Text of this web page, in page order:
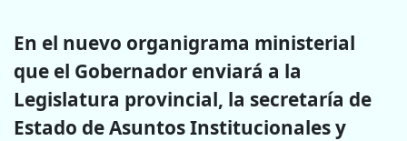
En el nuevo organigrama ministerial
que el Gobernador enviará a la
Legislatura provincial, la secretaría de
Estado de Asuntos Institucionales y